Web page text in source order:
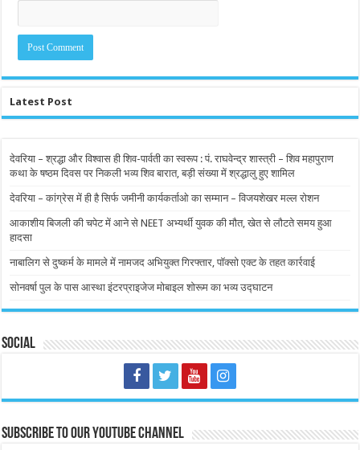
Latest Post
देवरिया – श्रद्धा और विश्वास ही शिव-पार्वती का स्वरूप : पं. राघवेन्द्र शास्त्री – शिव महापुराण
कथा के षष्ठम दिवस पर निकली भव्य शिव बारात, बड़ी संख्या में श्रद्धालु हुए शामिल
देवरिया – कांग्रेस में ही है सिर्फ जमीनी कार्यकर्ताओ का सम्मान – विजयशेखर मल्ल रोशन
आकाशीय बिजली की चपेट में आने से NEET अभ्यर्थी युवक की मौत, खेत से लौटते समय हुआ
हादसा
नाबालिग से दुष्कर्म के मामले में नामजद अभियुक्त गिरफ्तार, पॉक्सो एक्ट के तहत कार्रवाई
सोनवर्षा पुल के पास आस्था इंटरप्राइजेज मोबाइल शोरूम का भव्य उद्घाटन
Social
Subscribe to our Youtube Channel